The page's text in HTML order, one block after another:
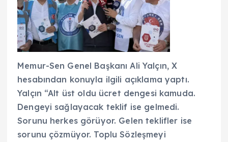
Memur-Sen Genel Başkanı Ali Yalçın, X
hesabından konuyla ilgili açıklama yaptı.
Yalçın “Alt üst oldu ücret dengesi kamuda.
Dengeyi sağlayacak teklif ise gelmedi.
Sorunu herkes görüyor. Gelen teklifler ise
sorunu çözmüyor. Toplu Sözleşmeyi